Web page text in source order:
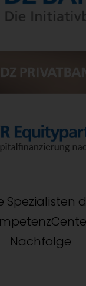
Spezialisten
Nachfolge